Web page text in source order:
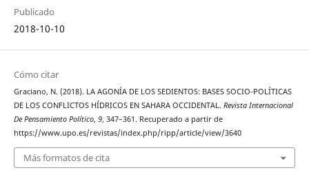
Publicado
2018-10-10
Cómo citar
Graciano, N. (2018). LA AGONÍA DE LOS SEDIENTOS: BASES SOCIO-POLÍTICAS
DE LOS CONFLICTOS HÍDRICOS EN SAHARA OCCIDENTAL. Revista Internacional
De Pensamiento Político, 9, 347–361. Recuperado a partir de
https://www.upo.es/revistas/index.php/ripp/article/view/3640
Más formatos de cita